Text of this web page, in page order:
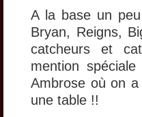
A la base un
Bryan, Reigns,
catcheurs et
mention
Ambrose où on
une table !!